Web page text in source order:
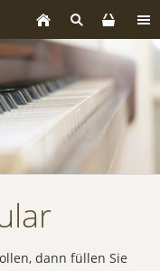
dann füllen Sie